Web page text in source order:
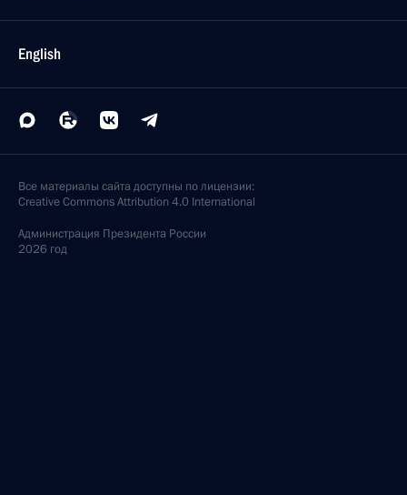
English
Все материалы сайта доступны по лицензии:
Creative Commons Attribution 4.0 International
Администрация Президента России
2026 год